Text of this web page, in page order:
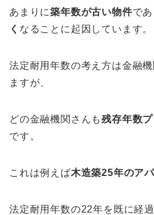
あまりに築年数が古い物件であ
く なることに起因しています。
法定耐用年数の考え方は金融
ますが、
どの金融機関さんも残存年数
です。
これは例えば木造築25年のア
法定耐用年数の22年を既に経